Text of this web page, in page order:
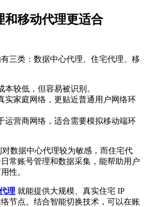
和移动代理更适合
三类：数据中心代理、住宅代理、移
本较低，但容易被识别。
实家庭网络，更贴近普通用户网络环
运营商网络，适合需要模拟移动端环
数据中心代理较为敏感，而住宅代
常账号管理和数据采集，能帮助用户
性。
理 就能提供大规模、真实住宅 IP
节点。结合智能切换技术，可以在账